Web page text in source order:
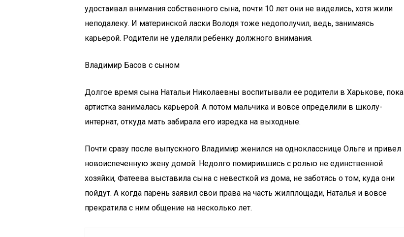
удостаивал внимания собственного сына, почти 10 лет они не виделись, хотя жили
неподалеку. И материнской ласки Володя тоже недополучил, ведь, занимаясь
карьерой. Родители не уделяли ребенку должного внимания.
Владимир Басов с сыном
Долгое время сына Натальи Николаевны воспитывали ее родители в Харькове, пока
артистка занималась карьерой. А потом мальчика и вовсе определили в школу-
интернат, откуда мать забирала его изредка на выходные.
Почти сразу после выпускного Владимир женился на однокласснице Ольге и привел
новоиспеченную жену домой. Недолго помирившись с ролью не единственной
хозяйки, Фатеева выставила сына с невесткой из дома, не заботясь о том, куда они
пойдут. А когда парень заявил свои права на часть жилплощади, Наталья и вовсе
прекратила с ним общение на несколько лет.